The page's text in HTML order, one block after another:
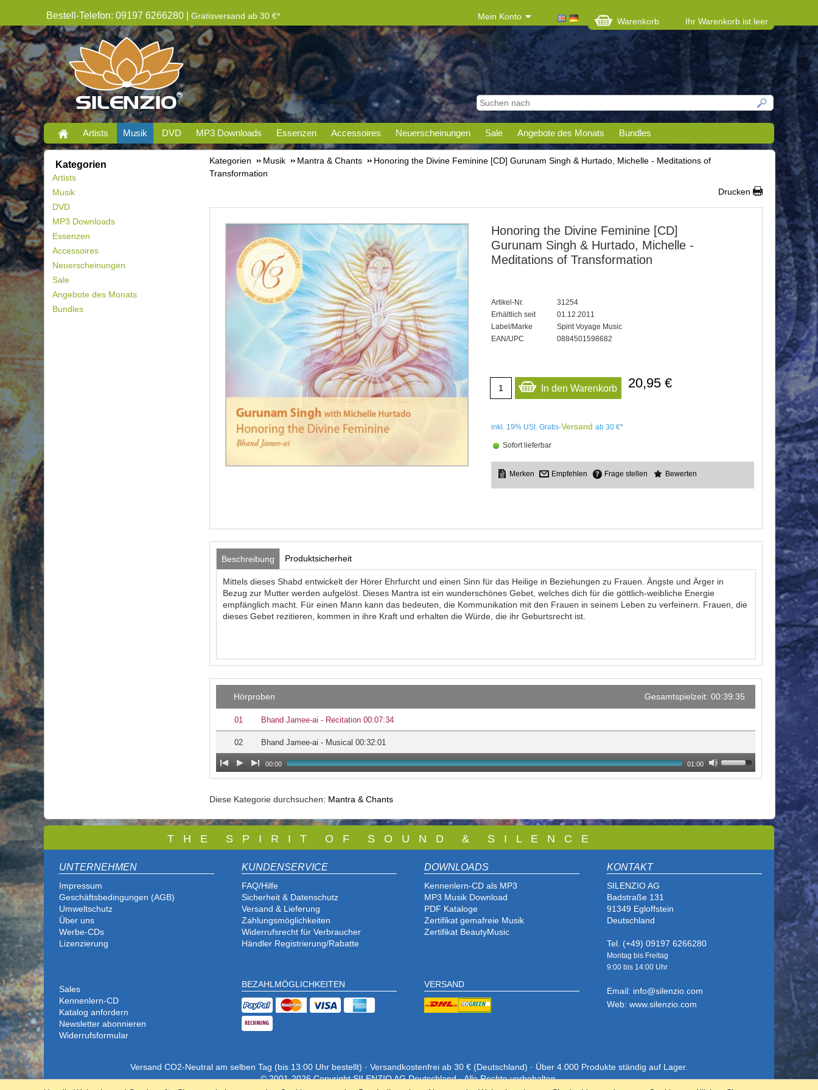
Bestell-Telefon: 09197 6266280 | Gratisversand ab 30 €* Mein Konto Warenkorb Ihr Warenkorb ist leer
Artists Musik DVD MP3 Downloads Essenzen Accessoires Neuerscheinungen Sale Angebote des Monats Bundles
Kategorien
Artists
Musik
DVD
MP3 Downloads
Essenzen
Accessoires
Neuerscheinungen
Sale
Angebote des Monats
Bundles
Kategorien Musik Mantra & Chants
Honoring the Divine Feminine [CD] Gurunam Singh & Hurtado, Michelle - Meditations of
Transformation
Drucken
Honoring the Divine Feminine [CD]
Gurunam Singh & Hurtado, Michelle -
Meditations of Transformation
Artikel-Nr.
31254
Erhältlich seit
01.12.2011
Label/Marke
Spirit Voyage Music
EAN/UPC
0884501598682
In den Warenkorb 20,95 €
inkl. 19% USt. Gratis-Versand ab 30 €*
Sofort lieferbar
Empfehlen Frage stellen Bewerten
Beschreibung Produktsicherheit
Mittels dieses Shabd entwickelt der Hörer Ehrfurcht und einen Sinn für das Heilige in Beziehungen zu Frauen. Ängste und Ärger in
Bezug zur Mutter werden aufgelöst. Dieses Mantra ist ein wunderschönes Gebet, welches dich für die göttlich-weibliche Energie
empfänglich macht. Für einen Mann kann das bedeuten, die Kommunikation mit den Frauen in seinem Leben zu verfeinern. Frauen, die
dieses Gebet rezitieren, kommen in ihre Kraft und erhalten die Würde, die ihr Geburtsrecht ist.
Hörproben Gesamtspielzeit: 00:39:35
01 Bhand Jamee-ai - Recitation 00:07:34
02 Bhand Jamee-ai - Musical 00:32:01
00:00 01:00
Diese Kategorie durchsuchen: Mantra & Chants
T H E S P I R I T O F S O U N D & S I L E N C E
UNTERNEHMEN
Impressum
Geschäftsbedingungen (AGB)
Umweltschutz
Über uns
Werbe-CDs
Lizenzierung
KUNDENSERVICE
FAQ/Hilfe
Sicherheit & Datenschutz
Versand & Lieferung
Zahlungsmöglichkeiten
Widerrufsrecht für Verbraucher
Händler Registrierung/Rabatte
DOWNLOADS
Kennenlern-CD als MP3
MP3 Musik Download
PDF Kataloge
Zertifikat gemafreie Musik
Zertifikat BeautyMusic
Sales
Kennenlern-CD
Katalog anfordern
Newsletter abonnieren
Widerrufsformular
BEZAHLMÖGLICHKEITEN VERSAND
KONTAKT
SILENZIO AG
Badstraße 131
91349 Egloffstein
Deutschland
Tel. (+49) 09197 6266280
Montag bis Freitag
9:00 bis 14:00 Uhr
Email: info@silenzio.com
Web: www.silenzio.com
Versand CO2-Neutral am selben Tag (bis 13:00 Uhr bestellt) · Versandkostenfrei ab 30 € (Deutschland) · Über 4.000 Produkte ständig auf Lager.
© 2001-2026 Copyright SILENZIO AG Deutschland · Alle Rechte vorbehalten.